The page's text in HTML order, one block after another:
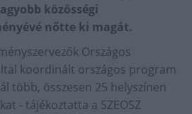
közösségi
nőtte ki magát.
Országos
koordinált országos program
több, összesen 25 helyszínen
- tájékoztatta a SZEOSZ